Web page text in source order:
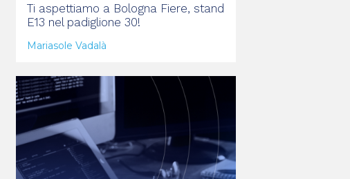
Ti aspettiamo a Bologna Fiere, stand
E13 nel padiglione 30!
Mariasole Vadalà